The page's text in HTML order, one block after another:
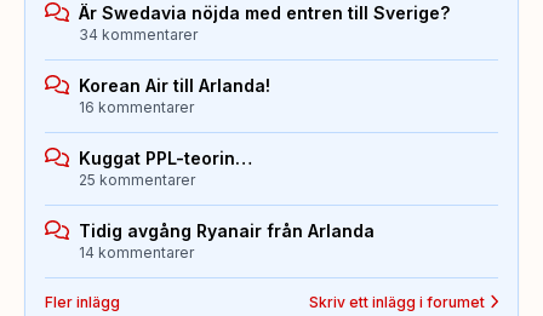
Är Swedavia nöjda med entren till Sverige?
34 kommentarer
Korean Air till Arlanda!
16 kommentarer
Kuggat PPL-teorin…
25 kommentarer
Tidig avgång Ryanair från Arlanda
14 kommentarer
Fler inlägg Skriv ett inlägg i forumet